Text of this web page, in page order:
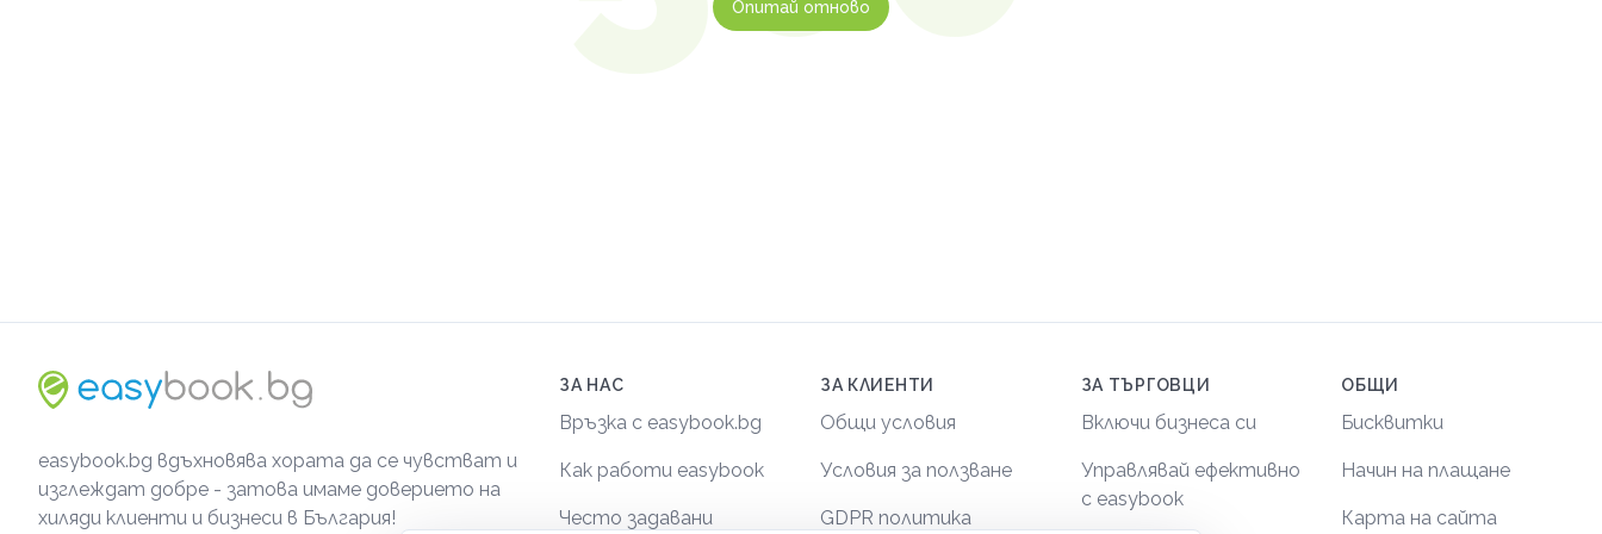
Опитай отново
easybook.bg вдъхновява хората да се чувстват и
изглеждат добре - затова имаме доверието на
хиляди клиенти и бизнеси в България!
ЗА НАС
Връзка с easybook.bg
Как работи easybook
Често задавани
ЗА КЛИЕНТИ
Общи условия
Условия за ползване
GDPR политика
ЗА ТЪРГОВЦИ
Включи бизнеса си
Управлявай ефективно
с easybook
ОБЩИ
Бисквитки
Начин на плащане
Карта на сайта